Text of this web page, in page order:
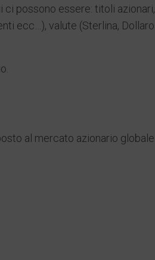
possono essere: titoli azionari,
ecc…), valute (Sterlina, Dollaro
al mercato azionario globale